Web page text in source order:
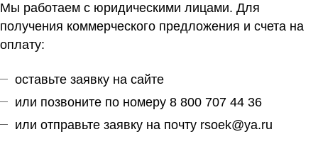
Мы работаем с юридическими лицами. Для
получения коммерческого предложения и счета на
оплату:
оставьте заявку на сайте
или позвоните по номеру 8 800 707 44 36
или отправьте заявку на почту rsoek@ya.ru